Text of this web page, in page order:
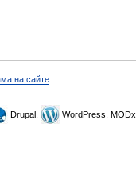
на сайте
Drupal, WordPress, MODx.